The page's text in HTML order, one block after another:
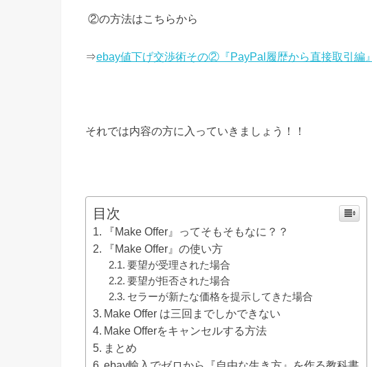
②の方法はこちらから
⇒ebay値下げ交渉術その②『PayPal履歴から直接取引編』
それでは内容の方に入っていきましょう！！
目次
『Make Offer』ってそもそもなに？？
『Make Offer』の使い方
要望が受理された場合
要望が拒否された場合
セラーが新たな価格を提示してきた場合
Make Offer は三回までしかできない
Make Offerをキャンセルする方法
まとめ